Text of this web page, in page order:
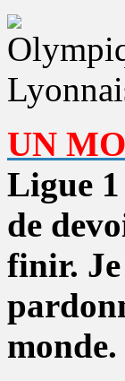
UN
Ligue 1
de
finir. Je